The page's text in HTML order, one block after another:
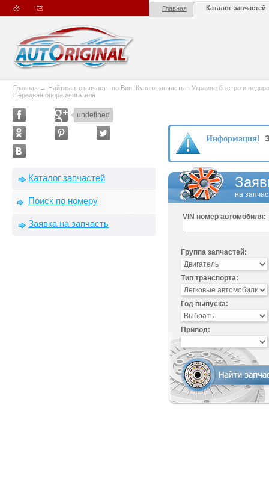
Главная Каталог запчастей
Главная → Найти автозапчасть по Вин. Куплю запчасть в Украине быстро и
Передняя опора двигателя
undefined
Каталог запчастей
Поиск по номеру
Заявка на запчасть
Информация!
на
VIN номер автомобиля:
Группа запчастей:
Тип транспорта:
Год выпуска:
Привод: